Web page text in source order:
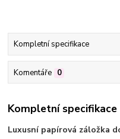
Kompletní specifikace
Komentáře 0
Kompletní specifikace
Luxusní papírová záložka